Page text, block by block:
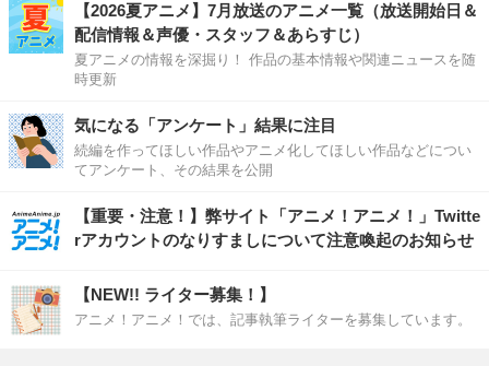
【2026夏アニメ】7月放送のアニメ一覧（放送開始日＆
配信情報＆声優・スタッフ＆あらすじ）
夏アニメの情報を深掘り！ 作品の基本情報や関連ニュースを随
時更新
気になる「アンケート」結果に注目
続編を作ってほしい作品やアニメ化してほしい作品などについ
てアンケート、その結果を公開
【重要・注意！】弊サイト「アニメ！アニメ！」Twitte
rアカウントのなりすましについて注意喚起のお知らせ
【NEW!! ライター募集！】
アニメ！アニメ！では、記事執筆ライターを募集しています。